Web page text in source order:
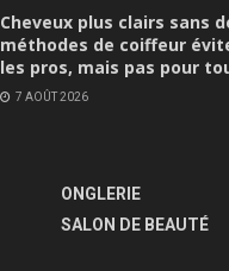
Cheveux plus clairs sans
méthodes de coiffeur
les pros, mais pas pour
7 AOÛT 2026
ONGLERIE
SALON DE BEAUTÉ